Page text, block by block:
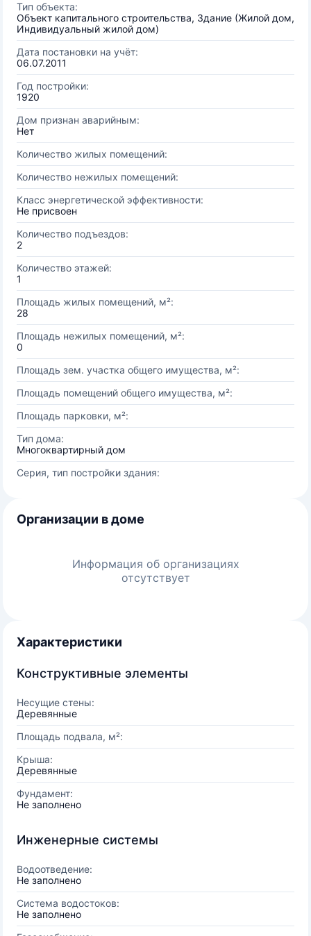
Тип объекта:
Объект капитального строительства, Здание (Жилой дом,
Индивидуальный жилой дом)
Дата постановки на учёт:
06.07.2011
Год постройки:
1920
Дом признан аварийным:
Нет
Количество жилых помещений:
Количество нежилых помещений:
Класс энергетической эффективности:
Не присвоен
Количество подъездов:
2
Количество этажей:
1
Площадь жилых помещений, м²:
28
Площадь нежилых помещений, м²:
0
Площадь зем. участка общего имущества, м²:
Площадь помещений общего имущества, м²:
Площадь парковки, м²:
Тип дома:
Многоквартирный дом
Серия, тип постройки здания:
Организации в доме
Информация об организациях
отсутствует
Характеристики
Конструктивные элементы
Несущие стены:
Деревянные
Площадь подвала, м²:
Крыша:
Деревянные
Фундамент:
Не заполнено
Инженерные системы
Водоотведение:
Не заполнено
Система водостоков:
Не заполнено